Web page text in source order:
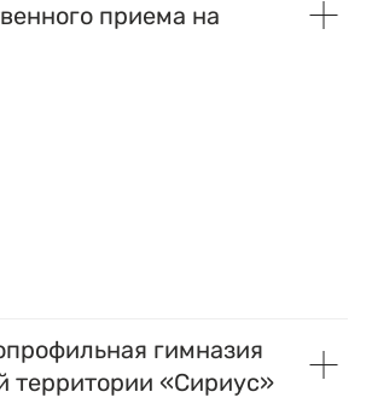
приема на
гимназия
территории «Сириус»